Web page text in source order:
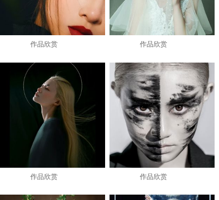
作品欣赏 作品欣赏
作品欣赏 作品欣赏